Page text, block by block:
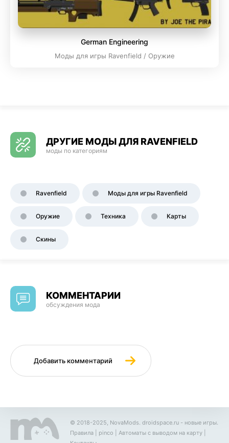
German Engineering
Моды для игры Ravenfield / Оружие
ДРУГИЕ МОДЫ ДЛЯ RAVENFIELD
моды по категориям
Ravenfield Моды для игры Ravenfield
Оружие Техника Карты
Скины
КОММЕНТАРИИ
обсуждения мода
Добавить комментарий
© 2018-2025, NovaMods. droidspace.ru - новые игры.
Правила
pinco Автоматы с выводом на карту